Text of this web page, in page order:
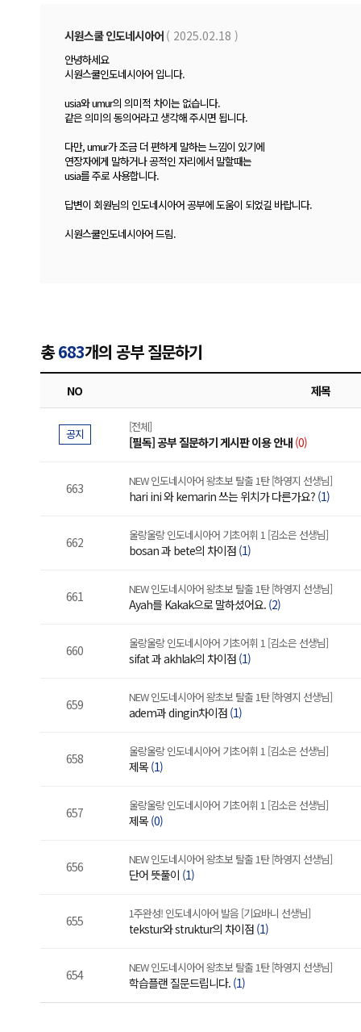
시원스쿨 인도네시아어 ( 2025.02.18 )
안녕하세요
시원스쿨인도네시아어 입니다.
usia와 umur의 의미적 차이는 없습니다.
같은 의미의 동의어라고 생각해 주시면 됩니다.
다만, umur가 조금 더 편하게 말하는 느낌이 있기에
연장자에게 말하거나 공적인 자리에서 말할때는
usia를 주로 사용합니다.
답변이 회원님의 인도네시아어 공부에 도움이 되었길 바랍니다.
시원스쿨인도네시아어 드림.
총683개의 공부 질문하기
NO 제목
공지 [전체]
[필독] 공부 질문하기 게시판 이용 안내 (0)
663 NEW 인도네시아어 왕초보 탈출 1탄 [하영지 선생님]
hari ini 와 kemarin 쓰는 위치가 다른가요? (1)
662 울랑울랑 인도네시아어 기초어휘 1 [김소은 선생님]
bosan 과 bete의 차이점 (1)
661 NEW 인도네시아어 왕초보 탈출 1탄 [하영지 선생님]
Ayah를 Kakak으로 말하셨어요. (2)
660 울랑울랑 인도네시아어 기초어휘 1 [김소은 선생님]
sifat 과 akhlak의 차이점 (1)
659 NEW 인도네시아어 왕초보 탈출 1탄 [하영지 선생님]
adem과 dingin차이점 (1)
658 울랑울랑 인도네시아어 기초어휘 1 [김소은 선생님]
제목(1)
657 울랑울랑 인도네시아어 기초어휘 1 [김소은 선생님]
제목(0)
656 NEW 인도네시아어 왕초보 탈출 1탄 [하영지 선생님]
단어 뜻풀이 (1)
655 1주완성! 인도네시아어 발음 [기요바니 선생님]
tekstur와 struktur의 차이점 (1)
654 NEW 인도네시아어 왕초보 탈출 1탄 [하영지 선생님]
학습플랜 질문드립니다. (1)